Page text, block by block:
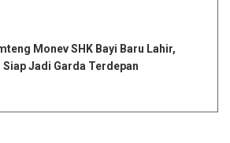
Monev SHK Bayi Baru Lahir,
Siap Jadi Garda Terdepan